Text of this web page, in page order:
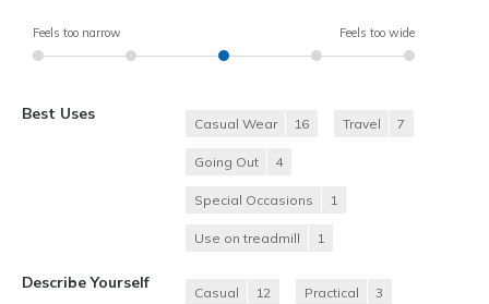
Feels too narrow Feels too wide
Best Uses
Casual Wear 16 Travel 7
Going Out 4
Special Occasions 1
Use on treadmill 1
Describe Yourself
Casual 12 Practical 3